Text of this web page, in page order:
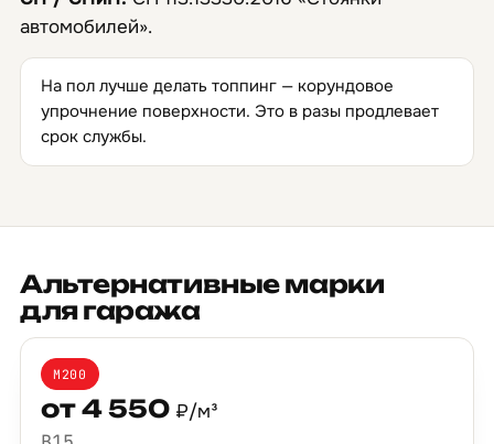
автомобилей».
На пол лучше делать топпинг — корундовое
упрочнение поверхности. Это в разы продлевает
срок службы.
Альтернативные марки
для гаража
М200
от 4 550 ₽/м³